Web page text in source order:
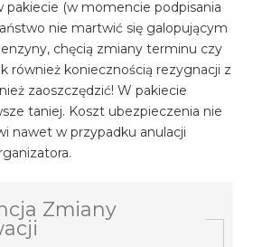
pakiecie (w momencie podpisania
nie martwić się galopującym
chęcią zmiany terminu czy
również koniecznością rezygnacji z
zaoszczędzić! W pakiecie
taniej. Koszt ubezpieczenia nie
nawet w przypadku anulacji
Zmiany